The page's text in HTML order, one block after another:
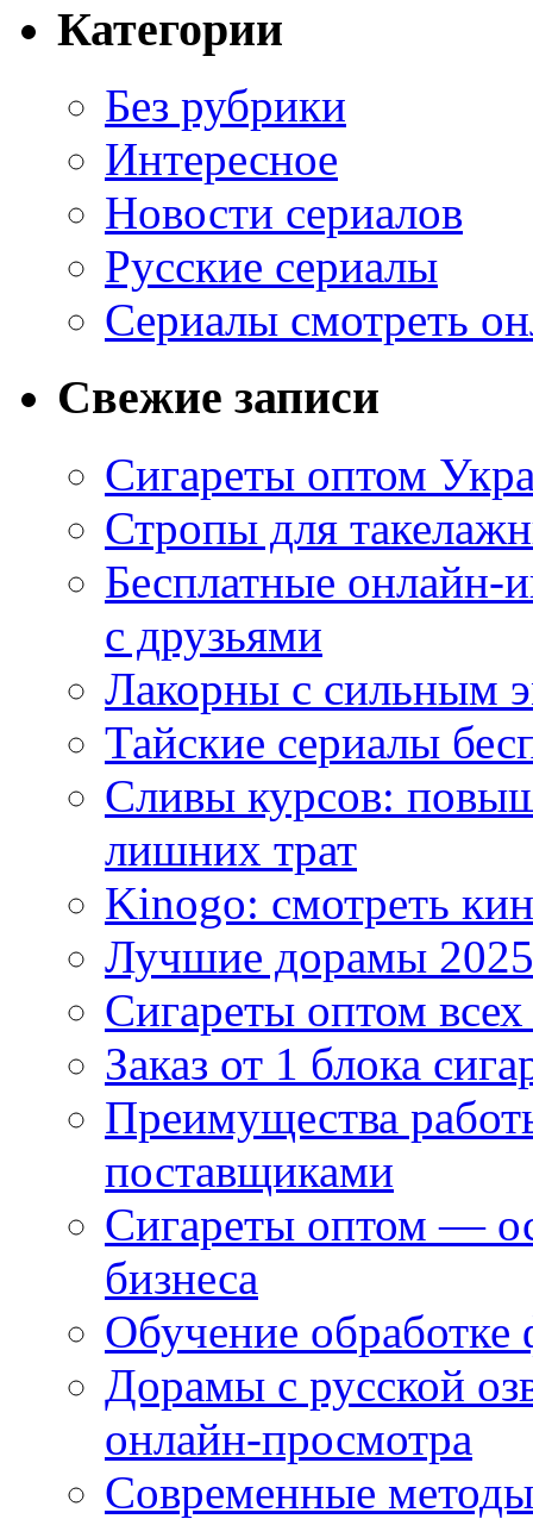
Категории
Без рубрики
Интересное
Новости сериалов
Русские сериалы
Сериалы смотреть
Свежие записи
Сигареты оптом
Стропы для
Бесплатные
с друзьями
Лакорны с сильным
Тайские сериалы
Сливы курсов:
лишних трат
Kinogo: смотреть
Лучшие дорамы
Сигареты оптом
Заказ от 1 блока
Преимущества
поставщиками
Сигареты оптом —
бизнеса
Обучение
Дорамы с русской
онлайн-просмотра
Современные